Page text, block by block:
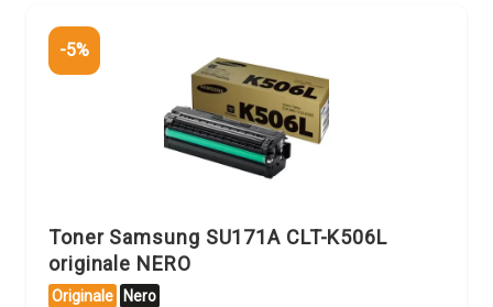
-5%
Toner Samsung SU171A CLT-K506L
originale NERO
Originale Nero